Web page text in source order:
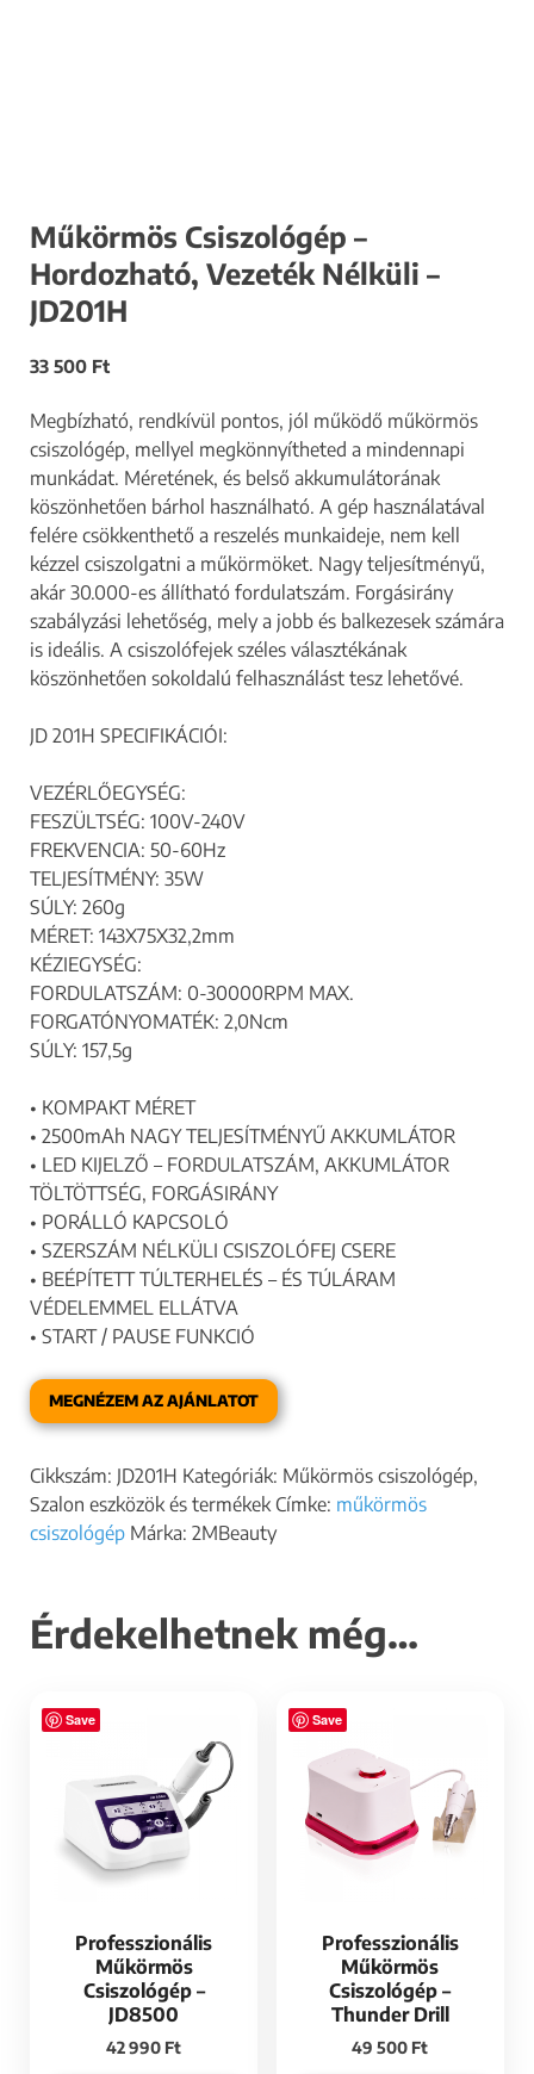
Műkörmös Csiszológép –
Hordozható, Vezeték Nélküli –
JD201H
33 500 Ft
Megbízható, rendkívül pontos, jól működő műkörmös
csiszológép, mellyel megkönnyítheted a mindennapi
munkádat. Méretének, és belső akkumulátorának
köszönhetően bárhol használható. A gép használatával
felére csökkenthető a reszelés munkaideje, nem kell
kézzel csiszolgatni a műkörmöket. Nagy teljesítményű,
akár 30.000-es állítható fordulatszám. Forgásirány
szabályzási lehetőség, mely a jobb és balkezesek számára
is ideális. A csiszolófejek széles választékának
köszönhetően sokoldalú felhasználást tesz lehetővé.
JD 201H SPECIFIKÁCIÓI:
VEZÉRLŐEGYSÉG:
FESZÜLTSÉG: 100V-240V
FREKVENCIA: 50-60Hz
TELJESÍTMÉNY: 35W
SÚLY: 260g
MÉRET: 143X75X32,2mm
KÉZIEGYSÉG:
FORDULATSZÁM: 0-30000RPM MAX.
FORGATÓNYOMATÉK: 2,0Ncm
SÚLY: 157,5g
• KOMPAKT MÉRET
• 2500mAh NAGY TELJESÍTMÉNYŰ AKKUMLÁTOR
• LED KIJELZŐ – FORDULATSZÁM, AKKUMLÁTOR
TÖLTÖTTSÉG, FORGÁSIRÁNY
• PORÁLLÓ KAPCSOLÓ
• SZERSZÁM NÉLKÜLI CSISZOLÓFEJ CSERE
• BEÉPÍTETT TÚLTERHELÉS – ÉS TÚLÁRAM
VÉDELEMMEL ELLÁTVA
• START / PAUSE FUNKCIÓ
MEGNÉZEM AZ AJÁNLATOT
Cikkszám: JD201H Kategóriák: Műkörmös csiszológép,
Szalon eszközök és termékek Címke: műkörmös
csiszológép Márka: 2MBeauty
Érdekelhetnek még…
Save
Professzionális
Műkörmös
Csiszológép –
JD8500
42 990 Ft
Save
Professzionális
Műkörmös
Csiszológép –
Thunder Drill
49 500 Ft